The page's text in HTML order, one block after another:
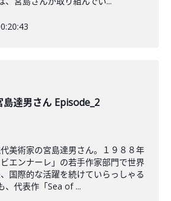
島達男さん Episode_2
美術家の宮島達男さん。１９８８年
エンナーレ」の若手作家部門で世界
国際的な活躍を続けていらっしゃる
、代表作「Sea of ...